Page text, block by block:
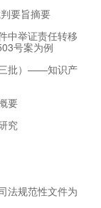
要旨摘要
中举证责任转移
号案为例
三批）——知识产
要
究
法规范性文件为